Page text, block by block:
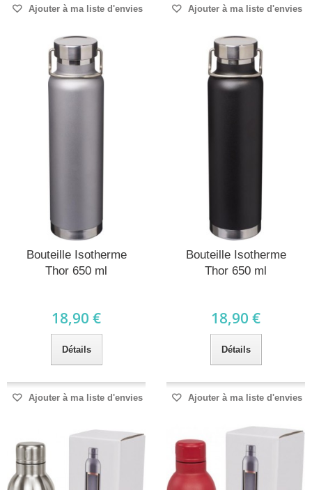
Ajouter à ma liste d'envies Ajouter à ma liste d'envies
Bouteille Isotherme
Thor 650 ml
18,90 €
Détails
Ajouter à ma liste d'envies
Bouteille Isotherme
Thor 650 ml
18,90 €
Détails
Ajouter à ma liste d'envies